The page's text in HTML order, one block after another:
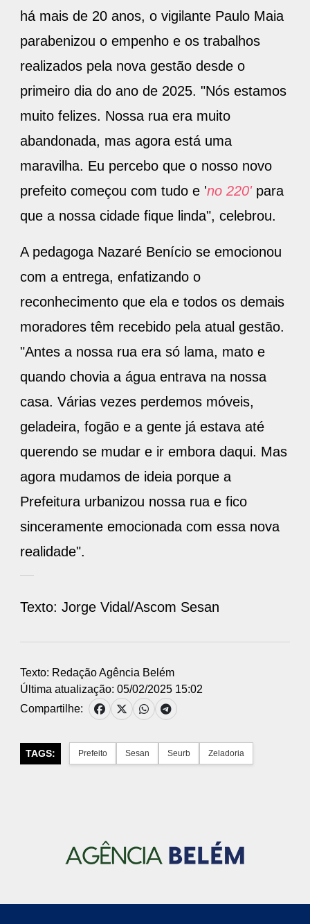
há mais de 20 anos, o vigilante Paulo Maia
parabenizou o empenho e os trabalhos
realizados pela nova gestão desde o
primeiro dia do ano de 2025. "Nós estamos
muito felizes. Nossa rua era muito
abandonada, mas agora está uma
maravilha. Eu percebo que o nosso novo
prefeito começou com tudo e 'no 220'para
que a nossa cidade fique linda", celebrou.
A pedagoga Nazaré Benício se emocionou
com a entrega, enfatizando o
reconhecimento que ela e todos os demais
moradores têm recebido pela atual gestão.
"Antes a nossa rua era só lama, mato e
quando chovia a água entrava na nossa
casa. Várias vezes perdemos móveis,
geladeira, fogão e a gente já estava até
querendo se mudar e ir embora daqui. Mas
agora mudamos de ideia porque a
Prefeitura urbanizou nossa rua e fico
sinceramente emocionada com essa nova
realidade".
Texto: Jorge Vidal/Ascom Sesan
Texto: Redação Agência Belém
Última atualização: 05/02/2025 15:02
Compartilhe:
TAGS: Prefeito Sesan Seurb Zeladoria